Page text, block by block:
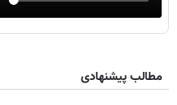
مطالب پیشنهادی